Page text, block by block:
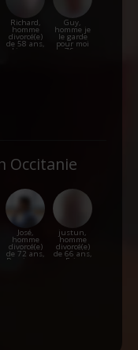
Richard,
homme
divorcé(e)
de 58 ans,
Limoux
Guy,
homme je
le garde
pour moi
de 76 ans,
Occitanie
José,
homme
divorcé(e)
de 72 ans,
Perpignan
justun,
homme
divorcé(e)
de 66 ans,
Foix